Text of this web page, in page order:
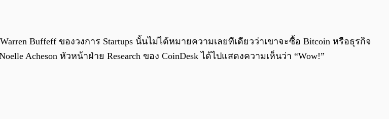
Buffeff ของวงการ Startups นั้นไม่ได้หมายความเลยทีเดียวว่าเขาจะซื้อ Bitcoin หรือธุรกิจ
Acheson หัวหน้าฝ่าย Research ของ CoinDesk ได้ไปแสดงความเห็นว่า “Wow!”